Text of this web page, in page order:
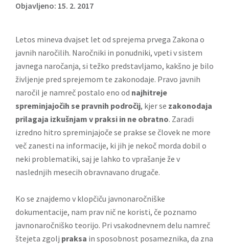
Objavljeno: 15. 2. 2017
Letos mineva dvajset let od sprejema prvega Zakona o
javnih naročilih. Naročniki in ponudniki, vpeti v sistem
javnega naročanja, si težko predstavljamo, kakšno je bilo
življenje pred sprejemom te zakonodaje. Pravo javnih
naročil je namreč postalo eno od najhitreje
spreminjajočih se pravnih področij, kjer se zakonodaja
prilagaja izkušnjam v praksi in ne obratno. Zaradi
izredno hitro spreminjajoče se prakse se človek ne more
več zanesti na informacije, ki jih je nekoč morda dobil o
neki problematiki, saj je lahko to vprašanje že v
naslednjih mesecih obravnavano drugače.
Ko se znajdemo v klopčiču javnonaročniške
dokumentacije, nam prav nič ne koristi, če poznamo
javnonaročniško teorijo. Pri vsakodnevnem delu namreč
štejeta zgolj praksa in sposobnost posameznika, da zna